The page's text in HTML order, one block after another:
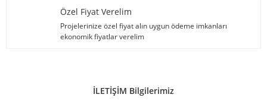
Özel Fiyat Verelim
Projelerinize özel fiyat alın uygun ödeme imkanları
ekonomik fiyatlar verelim
İLETİŞİM Bilgilerimiz